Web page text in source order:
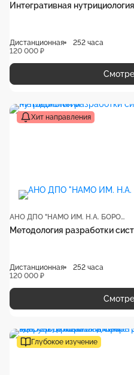
Интегративная
Дистанционная
252 часа
120 000 ₽
Хит направления
АНО ДПО "НАМО ИМ. Н.А. БОРОДИНА"
Методология разработки
Дистанционная
252 часа
120 000 ₽
Глубокое изучение